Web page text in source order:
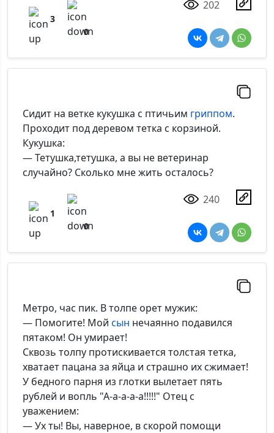
3
0
202
Сидит на ветке кукушка с птичьим гриппом.
Проходит под деревом тетка с корзиной.
Кукушка:
— Тетушка,тетушка, а вы не ветеринар
случайно? Сколько мне жить осталось?
1
0
240
Метро, час пик. В толпе орет мужик:
— Помогите! Мой сын нечаянно подавился
пятаком! Он умирает!
Сквозь толпу протискивается толстая тетка,
хватает пацана за яйца и страшно их сжимает!
У бедного парня из глотки вылетает пять
рублей и вопль "А-а-а-а-а!!!!!" Отец с
уважением:
— Ух ты! Вы, наверное, в скорой помощи